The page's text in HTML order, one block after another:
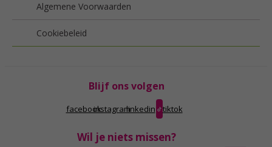
Algemene Voorwaarden
Cookiebeleid
Blijf ons volgen
facebookinstagramlinkedin tiktok
Wil je niets missen?